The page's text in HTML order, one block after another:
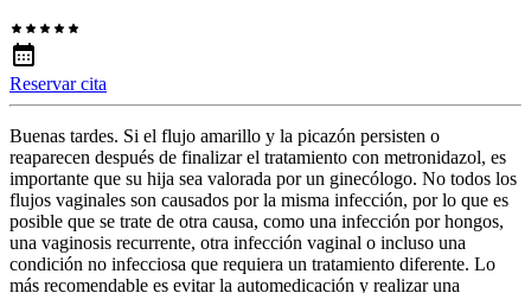
Reservar cita
Buenas tardes. Si el flujo amarillo y la picazón persisten o
reaparecen después de finalizar el tratamiento con metronidazol, es
importante que su hija sea valorada por un ginecólogo. No todos los
flujos vaginales son causados por la misma infección, por lo que es
posible que se trate de otra causa, como una infección por hongos,
una vaginosis recurrente, otra infección vaginal o incluso una
condición no infecciosa que requiera un tratamiento diferente. Lo
más recomendable es evitar la automedicación y realizar una